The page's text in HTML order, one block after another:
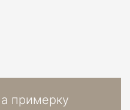
примерку